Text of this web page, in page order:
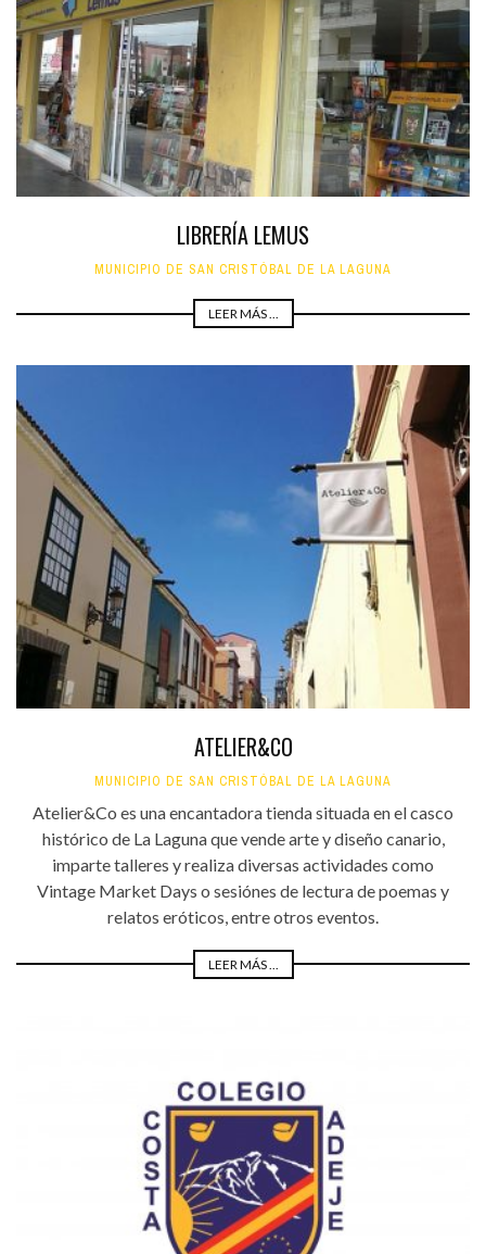
LIBRERÍA LEMUS
MUNICIPIO DE SAN CRISTÓBAL DE LA LAGUNA
LEER MÁS ...
ATELIER&CO
MUNICIPIO DE SAN CRISTÓBAL DE LA LAGUNA
Atelier&Co es una encantadora tienda situada en el casco
histórico de La Laguna que vende arte y diseño canario,
imparte talleres y realiza diversas actividades como
Vintage Market Days o sesiónes de lectura de poemas y
relatos eróticos, entre otros eventos.
LEER MÁS ...